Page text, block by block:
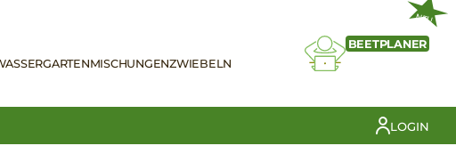
MISCHUNGENZWIEBELN
NEU
BEETPLANER
LOGIN